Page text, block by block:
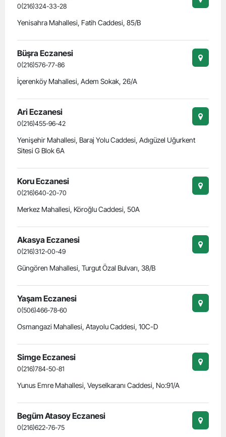
0(216)324-33-28
Yenisahra Mahallesi, Fatih Caddesi, 85/B
Büşra Eczanesi
0(216)576-77-86
İçerenköy Mahallesi, Adem Sokak, 26/A
Ari Eczanesi
0(216)455-96-42
Yenişehir Mahallesi, Baraj Yolu Caddesi, Adıgüzel Uğurkent
Sitesi G Blok 6A
Koru Eczanesi
0(216)640-20-70
Merkez Mahallesi, Köroğlu Caddesi, 50A
Akasya Eczanesi
0(216)312-00-49
Güngören Mahallesi, Turgut Özal Bulvarı, 38/B
Yaşam Eczanesi
0(506)466-78-60
Osmangazi Mahallesi, Atayolu Caddesi, 10C-D
Simge Eczanesi
0(216)784-50-81
Yunus Emre Mahallesi, Veyselkaranı Caddesi, No:91/A
Begüm Atasoy Eczanesi
0(216)622-76-75